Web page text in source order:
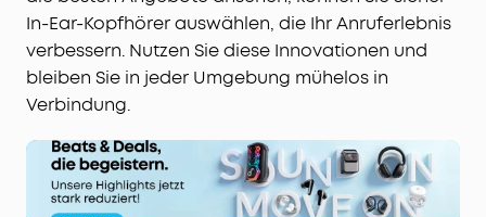
In-Ear-Kopfhörer auswählen, die Ihr Anruferlebnis
verbessern. Nutzen Sie diese Innovationen und
bleiben Sie in jeder Umgebung mühelos in
Verbindung.